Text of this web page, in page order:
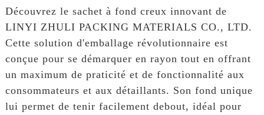
Découvrez le sachet à fond creux innovant de
LINYI ZHULI PACKING MATERIALS CO., LTD.
Cette solution d'emballage révolutionnaire est
conçue pour se démarquer en rayon tout en offrant
un maximum de praticité et de fonctionnalité aux
consommateurs et aux détaillants. Son fond unique
lui permet de tenir facilement debout, idéal pour